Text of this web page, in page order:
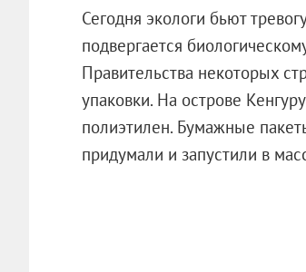
Сегодня экологи бьют
подвергается
Правительства некоторых
упаковки. На острове
полиэтилен. Бумажные
придумали и запустили в